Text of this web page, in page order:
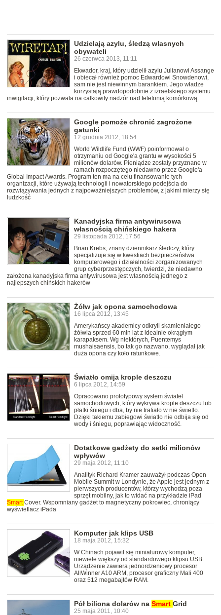
Udzielają azylu, śledzą wlasnych
obywateli
26 czerwca 2013, 11:11
Ekwador, kraj, który udzielił azylu Julianowi Assange
i obiecał również pomoc Edwardowi Snowdenowi,
sam nie jest niewinnym barankiem. Jego władze
korzystają prawdopodobnie z izraelskiego systemu
inwigilacji, który pozwala na całkowity nadzór nad telefonią komórkową.
Google pomoże chronić zagrożone
gatunki
12 grudnia 2012, 18:54
World Wildlife Fund (WWF) poinformował o
otrzymaniu od Google'a grantu w wysokości 5
milionów dolarów. Pieniądze zostały przyznane w
ramach rozpoczętego niedawno przez Google'a
Global Impact Awards. Program ten ma na celu finansowanie tych
organizacji, które używają technologii i nowatorskiego podejścia do
rozwiązywania jednych z najpoważniejszych problemów, z jakimi mierzy się
ludzkość
Kanadyjska firma antywirusowa
własnością chińskiego hakera
29 listopada 2012, 17:56
Brian Krebs, znany dziennikarz śledczy, który
specjalizuje się w kwestiach bezpieczeństwa
komputerowego i działalności zorganizowanych
grup cyberprzestępczych, twierdzi, że niedawno
założona kanadyjska firma antywirusowa jest własnością jednego z
najlepszych chińskich hakerów
Żółw jak opona samochodowa
16 lipca 2012, 13:45
Amerykańscy akademicy odkryli skamieniałego
żółwia sprzed 60 mln lat z idealnie okrągłym
karapaksem. Wg niektórych, Puentemys
mushaisaensis, bo tak go nazwano, wyglądał jak
duża opona czy koło ratunkowe.
Światło omija krople deszczu
6 lipca 2012, 14:59
Opracowano prototypowy system świateł
samochodowych, który wykrywa krople deszczu lub
płatki śniegu i dba, by nie trafiało w nie świetlo.
Dzięki takiemu zabiegowi światło nie odbija się od
wody i śniegu, poprawiając widoczność.
Dotatkowe gadżety do setki milionów
wpływów
29 maja 2012, 11:10
Analityk Richard Kramer zauważył podczas Open
Mobile Summit w Londynie, że Apple jest jednym z
pierwszych producentów, którzy wychodzą poza
sprzęt mobilny, jak to widać na przykładzie iPad
SmartCover. Wspomniany gadżet to magnetyczny pokrowiec, chroniący
wyświetlacz iPada
Komputer jak klips USB
18 maja 2012, 15:32
W Chinach pojawił się miniaturowy komputer,
niewiele większy od standardowego klipsu USB.
Urządzenie zawiera jednordzeniowy procesor
AllWinner A10 ARM, procesor graficzny Mali 400
oraz 512 megabajtów RAM.
Pół biliona dolarów na Smart Grid
25 maja 2011, 10:40